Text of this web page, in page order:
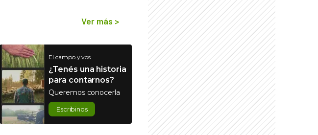
Ver más >
El campo y vos
¿Tenés una historia
para contarnos?
Queremos conocerla
Escribinos